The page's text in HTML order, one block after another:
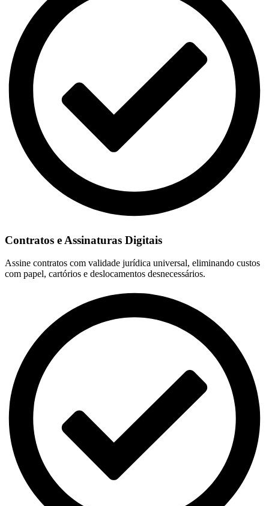
Contratos e Assinaturas Digitais
Assine contratos com validade jurídica universal, eliminando custos
com papel, cartórios e deslocamentos desnecessários.